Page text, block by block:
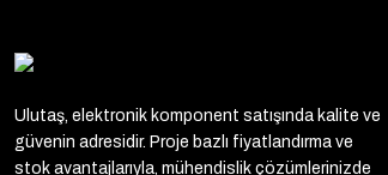
Ulutaş, elektronik komponent satışında kalite ve
güvenin adresidir. Proje bazlı fiyatlandırma ve
stok avantajlarıyla, mühendislik çözümlerinizde